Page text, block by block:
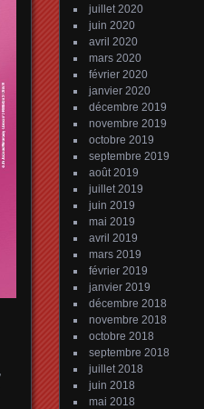
juillet 2020
juin 2020
avril 2020
mars 2020
février 2020
janvier 2020
décembre 2019
novembre 2019
octobre 2019
septembre 2019
août 2019
juillet 2019
juin 2019
mai 2019
avril 2019
mars 2019
février 2019
janvier 2019
décembre 2018
novembre 2018
octobre 2018
septembre 2018
juillet 2018
juin 2018
mai 2018